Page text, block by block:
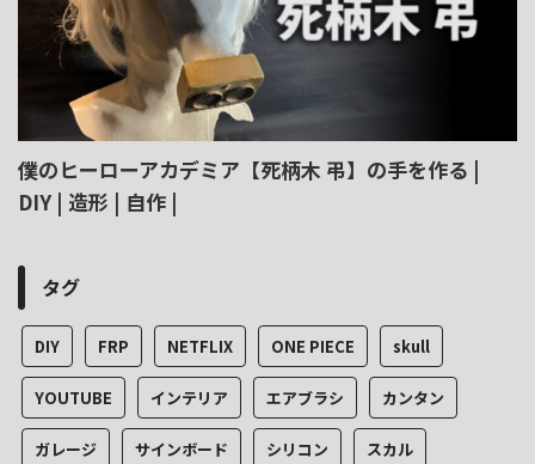
僕のヒーローアカデミア【死柄木 弔】の手を作る |
DIY | 造形 | 自作 |
タグ
DIY FRP NETFLIX ONE PIECE skull
YOUTUBE インテリア エアブラシ カンタン
ガレージ サインボード シリコン スカル